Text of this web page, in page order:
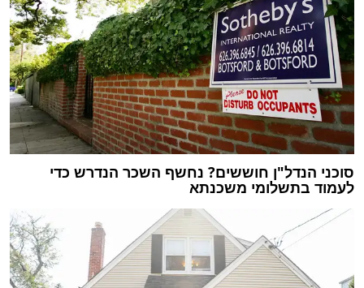
סוכני הנדל"ן חוששים? נחשף השכר הנדרש כדי
לעמוד בתשלומי משכנתא